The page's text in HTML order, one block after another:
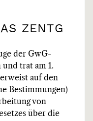
ZENTG
der GwG-
und trat am 1.
auf den
Bestimmungen)
von
über die